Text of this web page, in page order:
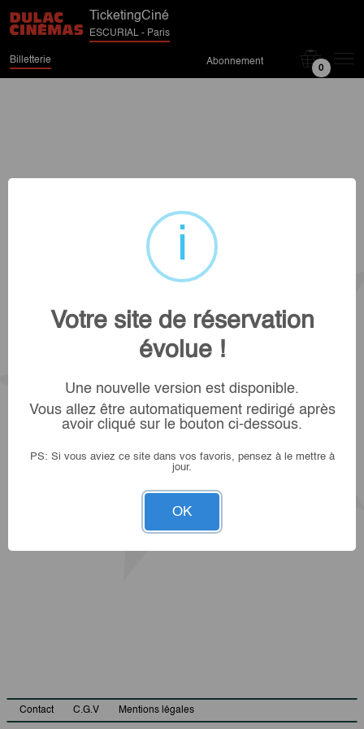
TicketingCiné
ESCURIAL - Paris
Billetterie Abonnement
0
Contact C.G.V Mentions légales
Votre site de réservation
évolue !
Une nouvelle version est disponible.
Vous allez être automatiquement redirigé après
avoir cliqué sur le bouton ci-dessous.
PS: Si vous aviez ce site dans vos favoris, pensez à le mettre à
jour.
OK